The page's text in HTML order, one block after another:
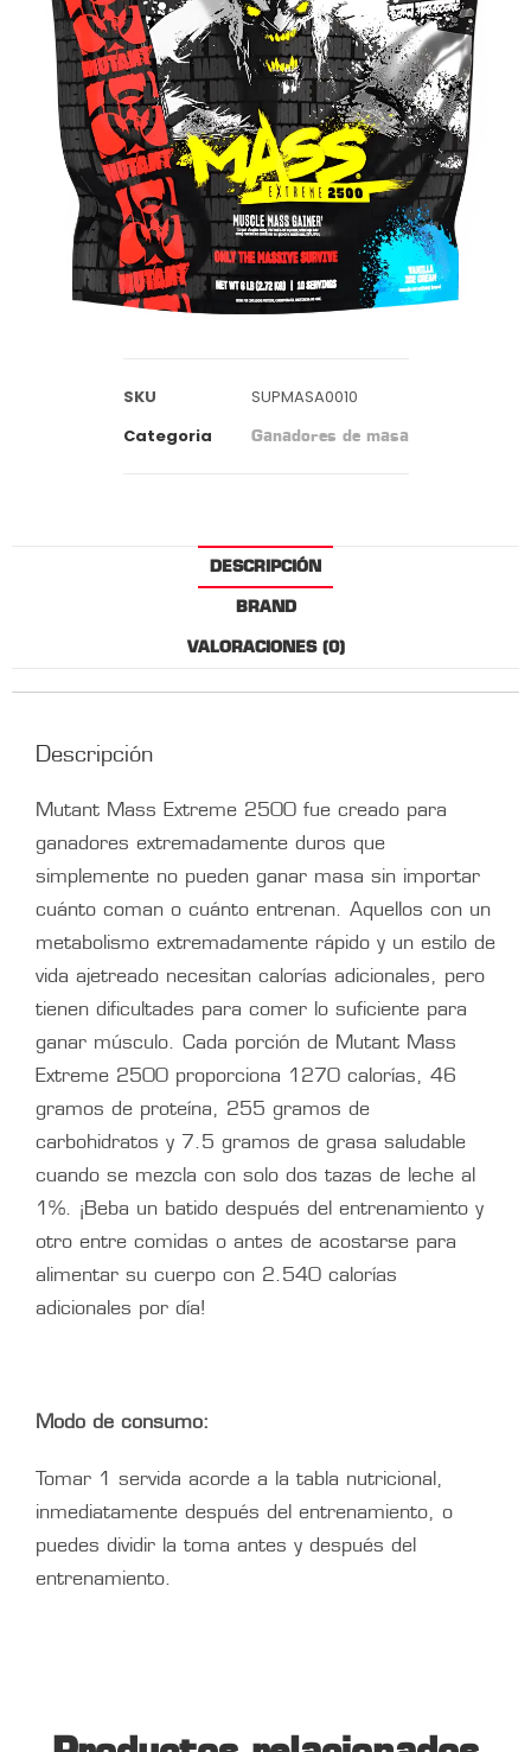
SKU
SUPMASA0010
Categoria
Ganadores de masa
DESCRIPCIÓN
BRAND
VALORACIONES (0)
Descripción
Mutant Mass Extreme 2500 fue creado para
ganadores extremadamente duros que
simplemente no pueden ganar masa sin importar
cuánto coman o cuánto entrenan. Aquellos con un
metabolismo extremadamente rápido y un estilo de
vida ajetreado necesitan calorías adicionales, pero
tienen dificultades para comer lo suficiente para
ganar músculo. Cada porción de Mutant Mass
Extreme 2500 proporciona 1270 calorías, 46
gramos de proteína, 255 gramos de
carbohidratos y 7.5 gramos de grasa saludable
cuando se mezcla con solo dos tazas de leche al
1%. ¡Beba un batido después del entrenamiento y
otro entre comidas o antes de acostarse para
alimentar su cuerpo con 2.540 calorías
adicionales por día!
Modo de consumo:
Tomar 1 servida acorde a la tabla nutricional,
inmediatamente después del entrenamiento, o
puedes dividir la toma antes y después del
entrenamiento.